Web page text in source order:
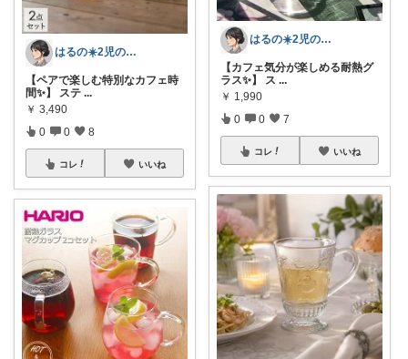
はるの☀️2児のママ𓂃◌𓈒𓐍
【ペアで楽しむ特別なカフェ時
間✨】 ステ ...
￥ 3,490
0 0 8
コレ いいね
はるの☀️2児のママ𓂃◌𓈒𓐍
【カフェ気分が楽しめる耐熱グ
ラス✨】 ス ...
￥ 1,990
0 0 7
コレ いいね